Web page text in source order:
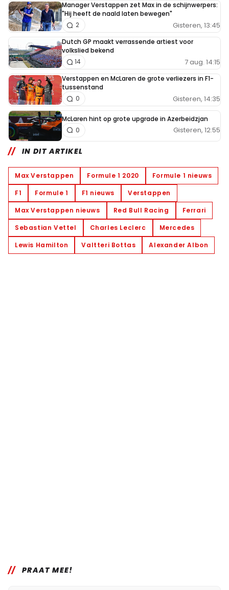
Manager Verstappen zet Max in de schijnwerpers:
"Hij heeft de naald laten bewegen"
Gisteren, 13:45
2
Dutch GP maakt verrassende artiest voor
volkslied bekend
7 aug. 14:15
14
Verstappen en McLaren de grote verliezers in F1-
tussenstand
Gisteren, 14:35
0
McLaren hint op grote upgrade in Azerbeidzjan
Gisteren, 12:55
0
IN DIT ARTIKEL
Max Verstappen Formule 1 2020
Formule 1 nieuws
F1
Formule 1 F1 nieuws
Verstappen
Max Verstappen nieuws
Red Bull Racing
Ferrari
Sebastian Vettel
Charles Leclerc
Mercedes
Lewis Hamilton
Valtteri Bottas Alexander Albon
PRAAT MEE!